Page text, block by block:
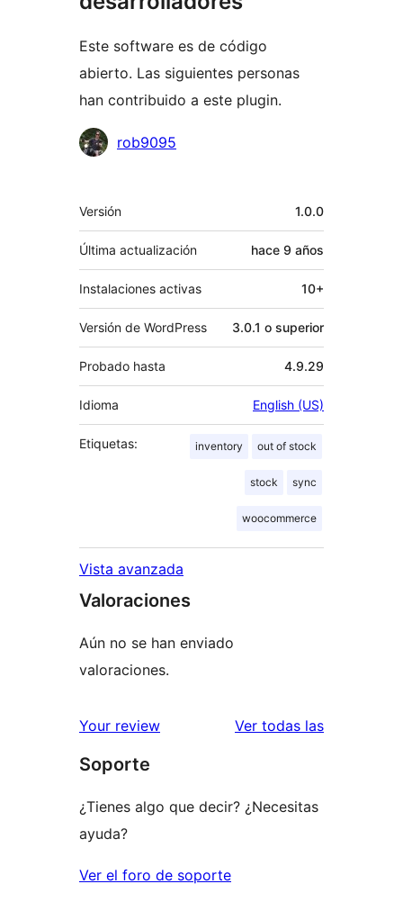
Este software es de código
abierto. Las siguientes personas
han contribuido a este plugin.
Colaboradores
rob9095
Meta
Versión 1.0.0
Última actualización hace 9 años
Instalaciones activas 10+
Versión de WordPress 3.0.1 o superior
Probado hasta 4.9.29
Idioma English (US)
Etiquetas: inventory out of stock
stock sync
woocommerce
Vista avanzada
Valoraciones
Aún no se han enviado
valoraciones.
Your review Ver todas las
Soporte
¿Tienes algo que decir? ¿Necesitas
ayuda?
Ver el foro de soporte